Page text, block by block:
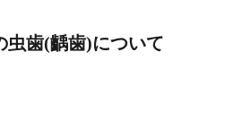
虫歯(齲歯)について